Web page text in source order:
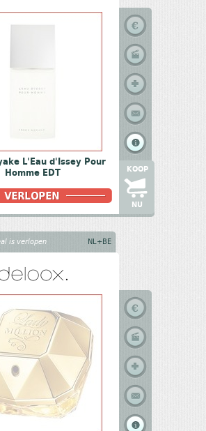
L'Eau d'Issey Pour
Homme EDT
KOOP
NU
is verlopen NL+BE